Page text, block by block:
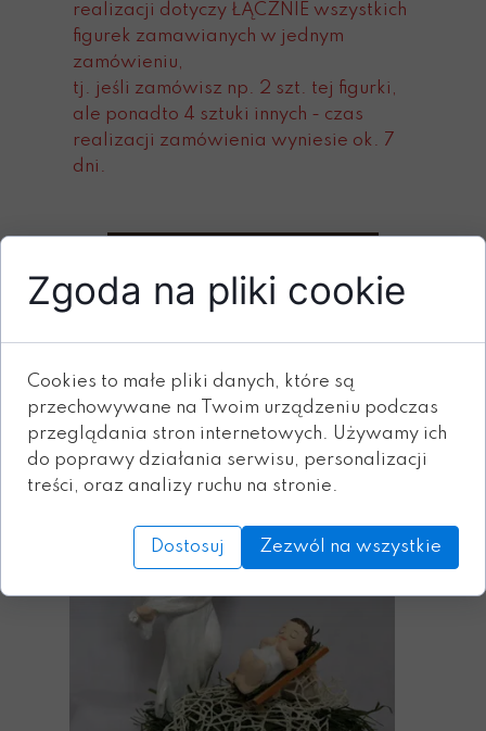
realizacji dotyczy ŁĄCZNIE wszystkich
figurek zamawianych w jednym
zamówieniu,
tj. jeśli zamówisz np. 2 szt. tej figurki,
ale ponadto 4 sztuki innych - czas
realizacji zamówienia wyniesie ok. 7
dni.
ZOBACZ RÓWNIEŻ
Zgoda na pliki cookie
Cookies to małe pliki danych, które są
przechowywane na Twoim urządzeniu podczas
przeglądania stron internetowych. Używamy ich
do poprawy działania serwisu, personalizacji
treści, oraz analizy ruchu na stronie.
Dostosuj Zezwól na wszystkie